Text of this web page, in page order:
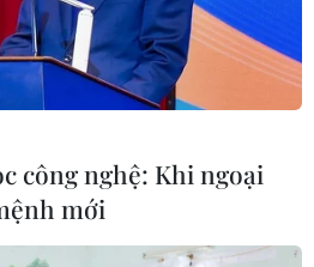
phát triển hàng đầu thế giới
luận vấn đề việc làm và tăng
công nghệ: Khi ngoại
mới